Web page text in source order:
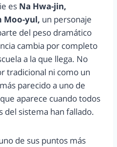
es Na Hwa-jin,
Moo-yul, un personaje
del peso dramático
cambia por completo
a la que llega. No
tradicional ni como un
parecido a uno de
aparece cuando todos
del sistema han fallado.
de sus puntos más